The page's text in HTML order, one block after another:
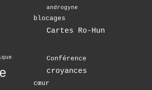
androgyne
blocages
Cartes Ro-Hun
Conférence
croyances
cœur